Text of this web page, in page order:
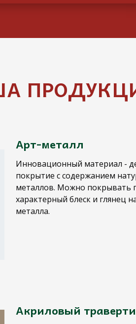
Арт-металл
Инновационный материал -
покрытие с содержанием
металлов. Можно покрывать
характерный блеск и глянец
металла.
Акриловый